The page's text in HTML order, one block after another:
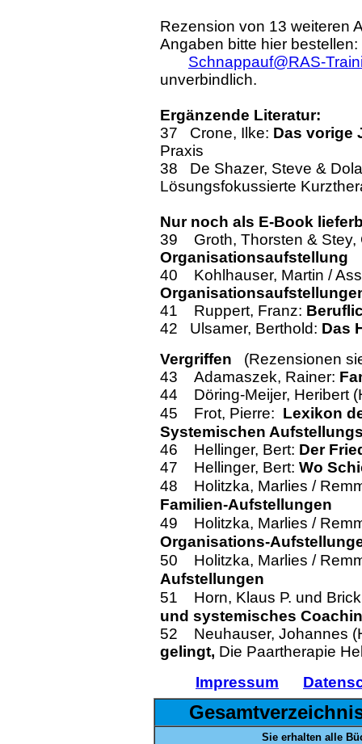
Rezension von 13 weiteren
Angaben bitte hier bestellen:
Schnappauf@RAS-
unverbindlich.
Ergänzende Literatur:
37 Crone, Ilke: Das vorige
Praxis
38 De Shazer, Steve &
Lösungsfokussierte
Nur noch als E-Book
39 Groth, Thorsten &
Organisationsaufstellung
40 Kohlhauser, Martin /
41 Ruppert, Franz:
42
Ulsamer, Berthold: Das
Vergriffen (Rezensionen
43 Adamaszek, Rainer:
44 Döring-Meijer, Heribert
45
Frot, Pierre: Lexikon
Systemischen
46 Hellinger, Bert: Der
47
Hellinger, Bert: Wo
48 Holitzka, Marlies /
Familien-Aufstellungen
49 Holitzka, Marlies /
Organisations-
50 Holitzka, Marlies /
Aufstellungen
51 Horn, Klaus P. und
und systemisches
52
Neuhauser, Johannes
gelingt, Die Paartherapie
Impressum
Sie erhalten alle